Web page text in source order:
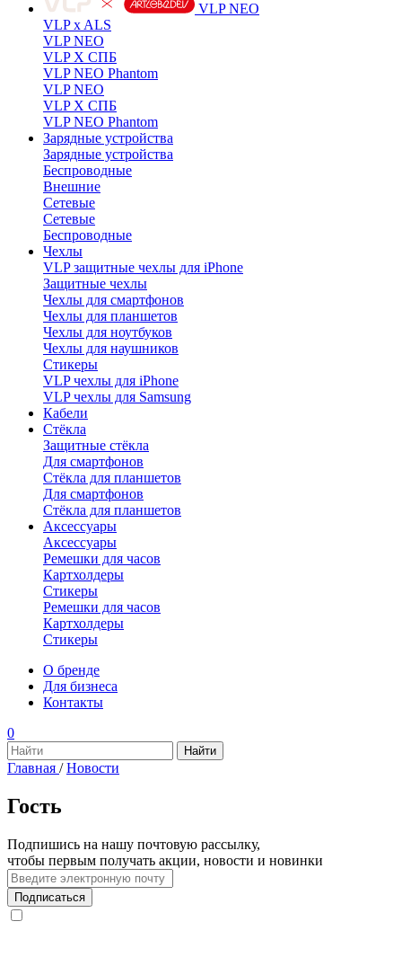
VLP NEO
VLP x ALS
VLP NEO
VLP X СПБ
VLP NEO Phantom
VLP NEO
VLP X СПБ
VLP NEO Phantom
Зарядные устройства
Зарядные устройства
Беспроводные
Внешние
Сетевые
Сетевые
Беспроводные
Чехлы
VLP защитные чехлы для iPhone
Защитные чехлы
Чехлы для смартфонов
Чехлы для планшетов
Чехлы для ноутбуков
Чехлы для наушников
Стикеры
VLP чехлы для iPhone
VLP чехлы для Samsung
Кабели
Стёкла
Защитные стёкла
Для смартфонов
Стёкла для планшетов
Для смартфонов
Стёкла для планшетов
Аксессуары
Аксессуары
Ремешки для часов
Картхолдеры
Стикеры
Ремешки для часов
Картхолдеры
Стикеры
О бренде
Для бизнеса
Контакты
0
Главная / Новости
Гость
Подпишись на нашу почтовую рассылку,
чтобы первым получать акции, новости и новинки
Подписаться